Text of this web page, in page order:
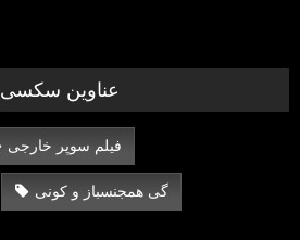
عناوین سکسی
فیلم سوپر خارجی
گی همجنسباز و کونی